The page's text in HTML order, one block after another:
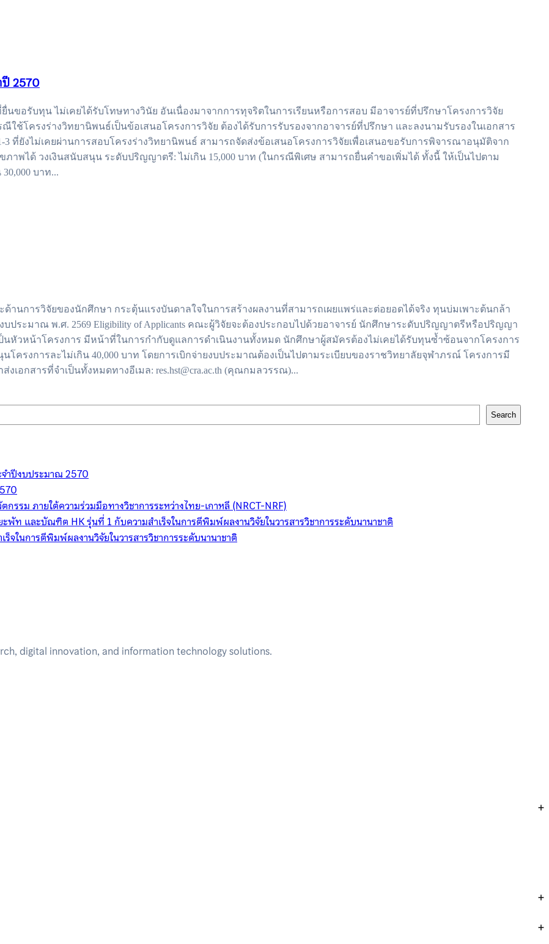
2570
รับทุน ไม่เคยได้รับโทษทางวินัย อันเนื่องมาจากการทุจริตในการเรียนหรือการสอบ มีอาจารย์ที่ปรึกษาโครงการวิจัย
ช้โครงร่างวิทยานิพนธ์เป็นข้อเสนอโครงการวิจัย ต้องได้รับการรับรองจากอาจารย์ที่ปรึกษา และลงนามรับรองในเอกสาร
ยังไม่เคยผ่านการสอบโครงร่างวิทยานิพนธ์ สามารถจัดส่งข้อเสนอโครงการวิจัยเพื่อเสนอขอรับการพิจารณาอนุมัติจาก
พได้ วงเงินสนับสนุน ระดับปริญญาตรี: ไม่เกิน 15,000 บาท (ในกรณีพิเศษ สามารถยื่นคำขอเพิ่มได้ ทั้งนี้ ให้เป็นไปตาม
บาท...
นการวิจัยของนักศึกษา กระตุ้นแรงบันดาลใจในการสร้างผลงานที่สามารถเผยแพร่และต่อยอดได้จริง ทุนบ่มเพาะต้นกล้า
ระมาณ พ.ศ. 2569 Eligibility of Applicants คณะผู้วิจัยจะต้องประกอบไปด้วยอาจารย์ นักศึกษาระดับปริญญาตรีหรือปริญญา
หัวหน้าโครงการ มีหน้าที่ในการกำกับดูแลการดำเนินงานทั้งหมด นักศึกษาผู้สมัครต้องไม่เคยได้รับทุนซ้ำซ้อนจากโครงการ
รงการละไม่เกิน 40,000 บาท โดยการเบิกจ่ายงบประมาณต้องเป็นไปตามระเบียบของราชวิทยาลัยจุฬาภรณ์ โครงการมี
ส่งเอกสารที่จำเป็นทั้งหมดทางอีเมล: res.hst@cra.ac.th (คุณกมลวรรณ)...
Search
ำปีงบประมาณ 2570
รม ภายใต้ความร่วมมือทางวิชาการระหว่างไทย-เกาหลี (NRCT-NRF)
ท และบัณฑิต HK รุ่นที่ 1 กับความสำเร็จในการตีพิมพ์ผลงานวิจัยในวารสารวิชาการระดับนานาชาติ
ในการตีพิมพ์ผลงานวิจัยในวารสารวิชาการระดับนานาชาติ
digital innovation, and information technology solutions.